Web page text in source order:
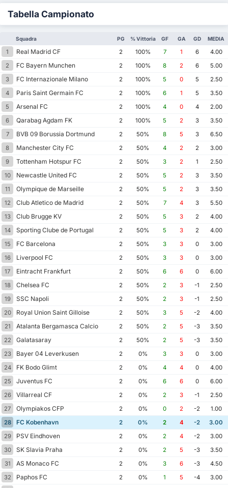
Tabella Campionato
Squadra PG % Vittoria GF GA GD MEDIA
1 Real Madrid CF 2 100% 7 1 6
4.00
2
FC Bayern Munchen 2 100% 8 2 6
5.00
3
FC Internazionale Milano 2 100% 5 0 5
2.50
4
Paris Saint Germain FC 2 100% 6 1 5
3.50
5
Arsenal FC 2 100% 4 0 4
2.00
6
Qarabag Agdam FK 2 100% 5 2 3
3.50
7
BVB 09 Borussia Dortmund 2 50% 8 5 3
6.50
8
Manchester City FC 2 50% 4 2 2
3.00
9
Tottenham Hotspur FC 2 50% 3 2 1
2.50
10
Newcastle United FC 2 50% 5 2 3
3.50
11
Olympique de Marseille 2 50% 5 2 3
3.50
12
Club Atletico de Madrid 2 50% 7 4 3
5.50
13
Club Brugge KV 2 50% 5 3 2
4.00
14
Sporting Clube de Portugal 2 50% 5 3 2
4.00
15
FC Barcelona 2 50% 3 3 0
3.00
16
Liverpool FC 2 50% 3 3 0
3.00
17
Eintracht Frankfurt 2 50% 6 6 0
6.00
18
Chelsea FC 2 50% 2 3 -1
2.50
19
SSC Napoli 2 50% 2 3 -1
2.50
20
Royal Union Saint Gilloise 2 50% 3 5 -2
4.00
21
Atalanta Bergamasca Calcio 2 50% 2 5 -3
3.50
22
Galatasaray 2 50% 2 5 -3
3.50
23
Bayer 04 Leverkusen 2 0% 3 3 0
3.00
24
FK Bodo Glimt 2 0% 4 4 0
4.00
25
Juventus FC 2 0% 6 6 0
6.00
26
Villarreal CF 2 0% 2 3 -1
2.50
27
Olympiakos CFP 2 0% 0 2 -2
1.00
28
FC Kobenhavn 2 0% 2 4 -2
3.00
29
PSV Eindhoven 2 0% 2 4 -2
3.00
30
SK Slavia Praha 2 0% 2 5 -3
3.50
31
AS Monaco FC 2 0% 3 6 -3
4.50
32
Paphos FC 2 0% 1 5 -4
3.00